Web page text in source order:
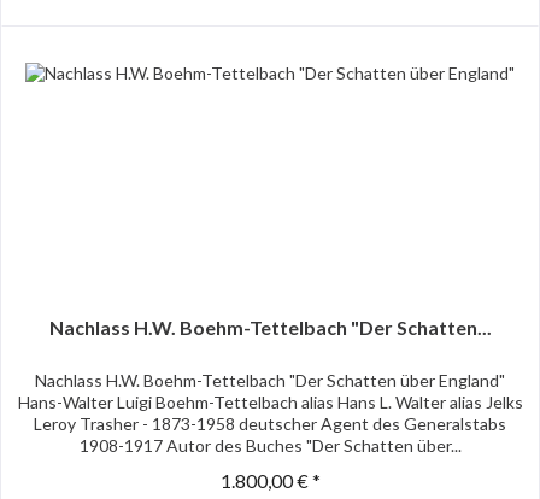
Nachlass H.W. Boehm-Tettelbach "Der Schatten...
Nachlass H.W. Boehm-Tettelbach "Der Schatten über England"
Hans-Walter Luigi Boehm-Tettelbach alias Hans L. Walter alias Jelks
Leroy Trasher - 1873-1958 deutscher Agent des Generalstabs
1908-1917 Autor des Buches "Der Schatten über...
1.800,00 € *